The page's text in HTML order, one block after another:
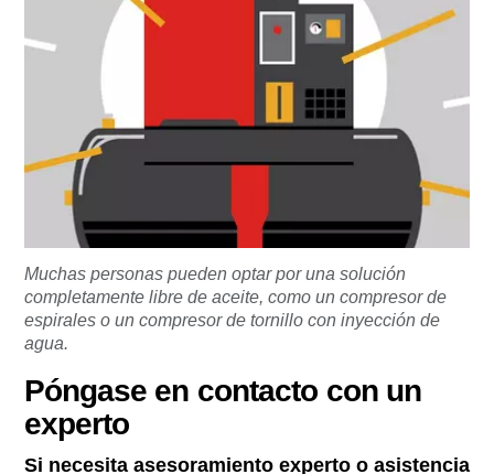
Muchas personas pueden optar por una solución
completamente libre de aceite, como un compresor de
espirales o un compresor de tornillo con inyección de
agua.
Póngase en contacto con un
experto
Si necesita asesoramiento experto o asistencia